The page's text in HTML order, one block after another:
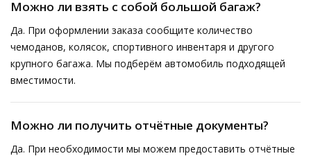
Можно ли взять с собой большой багаж?
Да. При оформлении заказа сообщите количество
чемоданов, колясок, спортивного инвентаря и другого
крупного багажа. Мы подберём автомобиль подходящей
вместимости.
Можно ли получить отчётные документы?
Да. При необходимости мы можем предоставить отчётные